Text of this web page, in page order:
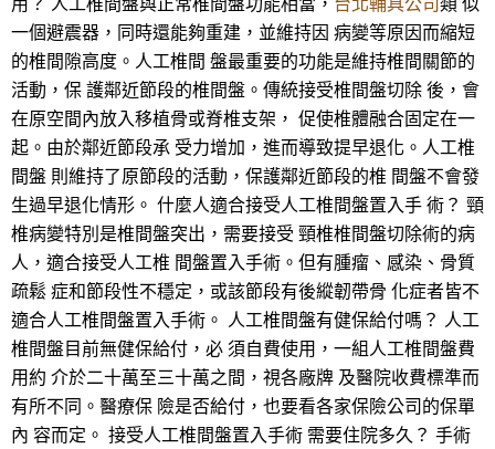
一個避震器，同時還能夠重建，並維持因 病變等原因而縮短
的椎間隙高度。人工椎間 盤最重要的功能是維持椎間關節的
活動，保 護鄰近節段的椎間盤。傳統接受椎間盤切除 後，會
在原空間內放入移植骨或脊椎支架， 促使椎體融合固定在一
起。由於鄰近節段承 受力增加，進而導致提早退化。人工椎
間盤 則維持了原節段的活動，保護鄰近節段的椎 間盤不會發
生過早退化情形。 什麼人適合接受人工椎間盤置入手 術？ 頸
椎病變特別是椎間盤突出，需要接受 頸椎椎間盤切除術的病
人，適合接受人工椎 間盤置入手術。但有腫瘤、感染、骨質
疏鬆 症和節段性不穩定，或該節段有後縱韌帶骨 化症者皆不
適合人工椎間盤置入手術。 人工椎間盤有健保給付嗎？ 人工
椎間盤目前無健保給付，必 須自費使用，一組人工椎間盤費
用約 介於二十萬至三十萬之間，視各廠牌 及醫院收費標準而
有所不同。醫療保 險是否給付，也要看各家保險公司的保單
內 容而定。 接受人工椎間盤置入手術 需要住院多久？ 手術